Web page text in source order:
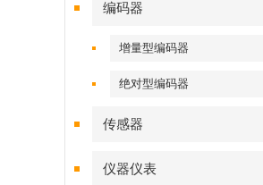
编码器
增量型编码器
绝对型编码器
传感器
仪器仪表